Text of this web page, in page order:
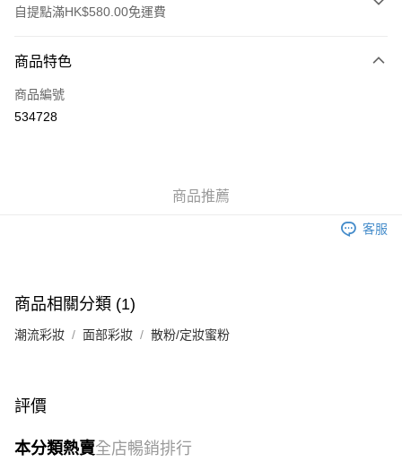
自提點滿HK$580.00免運費
信用卡
Apple Pay
相關說明
銀行匯款 請將存款存到以下銀行帳戶，並於存款單據寫上訂單編號後電郵至
eshop@colourmix-cosmetics.com** **我們不會處理沒有提供存款單據的訂
送貨方式
每筆HK$30.00，滿HK$580.00或以上免運費
商品特色
商品編號
534728
商品推薦
客服
商品相關分類 (1)
潮流彩妝 面部彩妝 散粉/定妝蜜粉
評價
本分類熱賣全店暢銷排行